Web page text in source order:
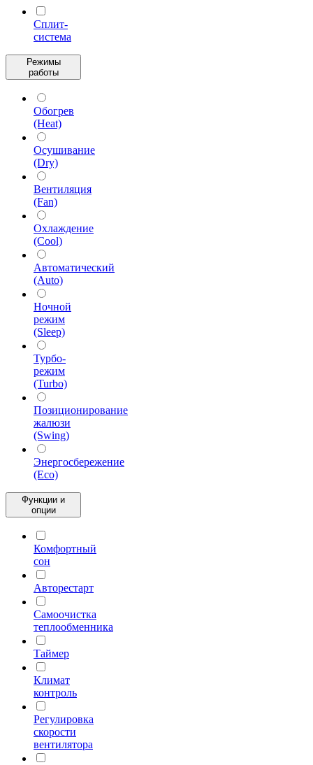
Сплит-
система
Режимы
работы
Обогрев
(Heat)
Осушивание
(Dry)
Вентиляция
(Fan)
Охлаждение
(Cool)
Автоматический
(Auto)
Ночной
режим
(Sleep)
Турбо-
режим
(Turbo)
Позиционирование
жалюзи
(Swing)
Энергосбережение
(Eco)
Функции и
опции
Комфортный
сон
Авторестарт
Самоочистка
теплообменника
Таймер
Климат
контроль
Регулировка
скорости
вентилятора